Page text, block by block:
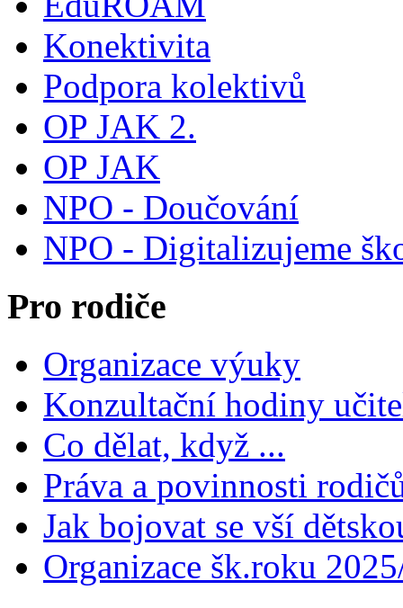
Konektivita
Podpora kolektivů
OP JAK 2.
OP JAK
NPO - Doučování
NPO - Digitalizujeme
Pro rodiče
Organizace výuky
Konzultační hodiny
Co dělat, když ...
Práva a povinnosti
Jak bojovat se vší
Organizace šk.roku